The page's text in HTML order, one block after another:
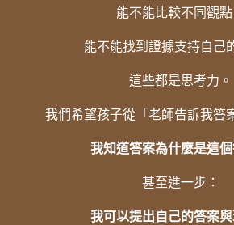
能不能比較不同觀點
能不能找到證據支持自己
這些都是思考力。
我們希望孩子從「老師告訴我答
我知道答案為什麼是這個
甚至進一步：
我可以提出自己的答案與